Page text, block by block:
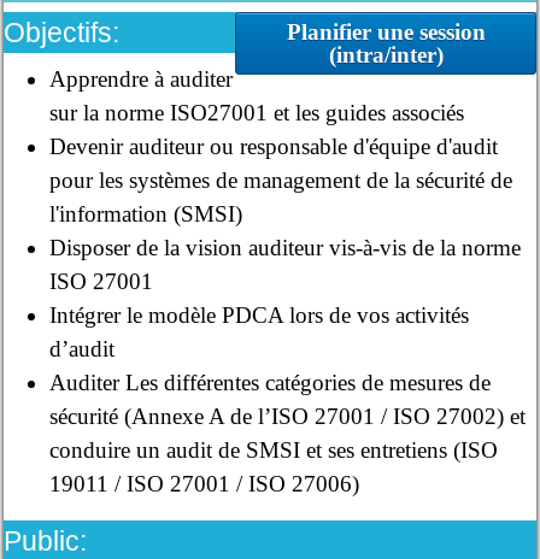
Planifier une session
(intra/inter)
Objectifs:
Apprendre à auditer
sur la norme ISO27001 et les guides associés
Devenir auditeur ou responsable d'équipe d'audit
pour les systèmes de management de la sécurité de
l'information (SMSI)
Disposer de la vision auditeur vis-à-vis de la norme
ISO 27001
Intégrer le modèle PDCA lors de vos activités
d’audit
Auditer Les différentes catégories de mesures de
sécurité (Annexe A de l’ISO 27001 / ISO 27002) et
conduire un audit de SMSI et ses entretiens (ISO
19011 / ISO 27001 / ISO 27006)
Public: